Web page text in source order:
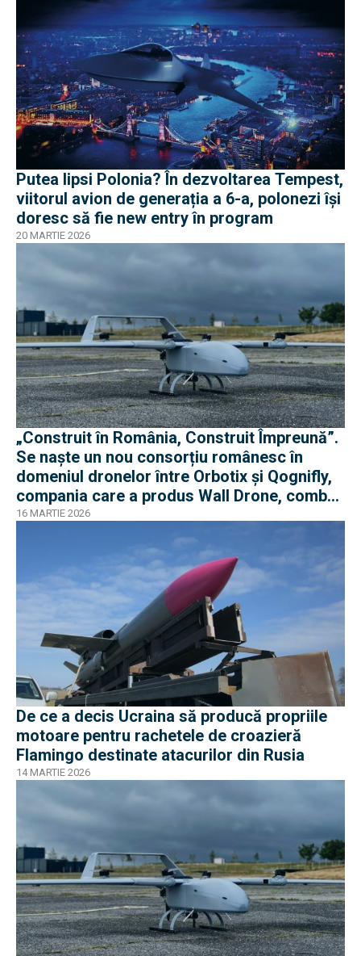
Putea lipsi Polonia? În dezvoltarea Tempest,
viitorul avion de generația a 6-a, polonezi își
doresc să fie new entry în program
20 MARTIE 2026
„Construit în România, Construit Împreună”.
Se naște un nou consorțiu românesc în
domeniul dronelor între Orbotix și Qognifly,
compania care a produs Wall Drone, combat
proven în războiul din Ucraina
16 MARTIE 2026
De ce a decis Ucraina să producă propriile
motoare pentru rachetele de croazieră
Flamingo destinate atacurilor din Rusia
14 MARTIE 2026